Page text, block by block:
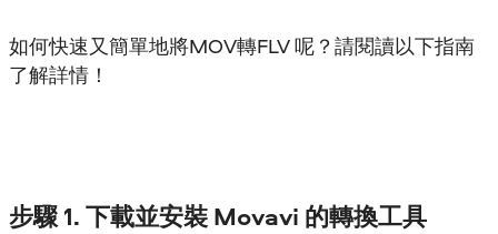
如何快速又簡單地將MOV轉FLV 呢？請閱讀以下指南
了解詳情！
步驟 1. 下載並安裝 Movavi 的轉換工具